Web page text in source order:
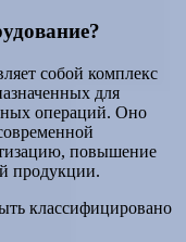
собой комплекс
для
операций. Оно
повышение
продукции.
классифицировано